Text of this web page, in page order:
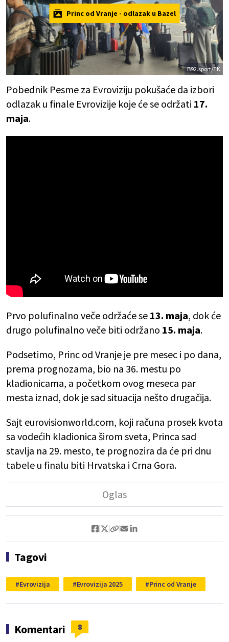
B92.sport/TK
Princ od Vranje - odlazak u Bazel
Pobednik Pesme za Evroviziju pokušaće da izbori
odlazak u finale Evrovizije koje će se održati 17.
maja.
Prvo polufinalno veče održaće se 13. maja, dok će
drugo polufinalno veče biti održano 15. maja.
Podsetimo, Princ od Vranje je pre mesec i po dana,
prema prognozama, bio na 36. mestu po
kladionicama, a početkom ovog meseca par
mesta iznad, dok je sad situacija nešto drugačija.
Sajt eurovisionworld.com, koji računa prosek kvota
sa vodećih kladionica širom sveta, Princa sad
stavlja na 29. mesto, te prognozira da će pri dnu
tabele u finalu biti Hrvatska i Crna Gora.
Tagovi
Evrovizija Evrovizija 2025 Princ od Vranje
Komentari 8